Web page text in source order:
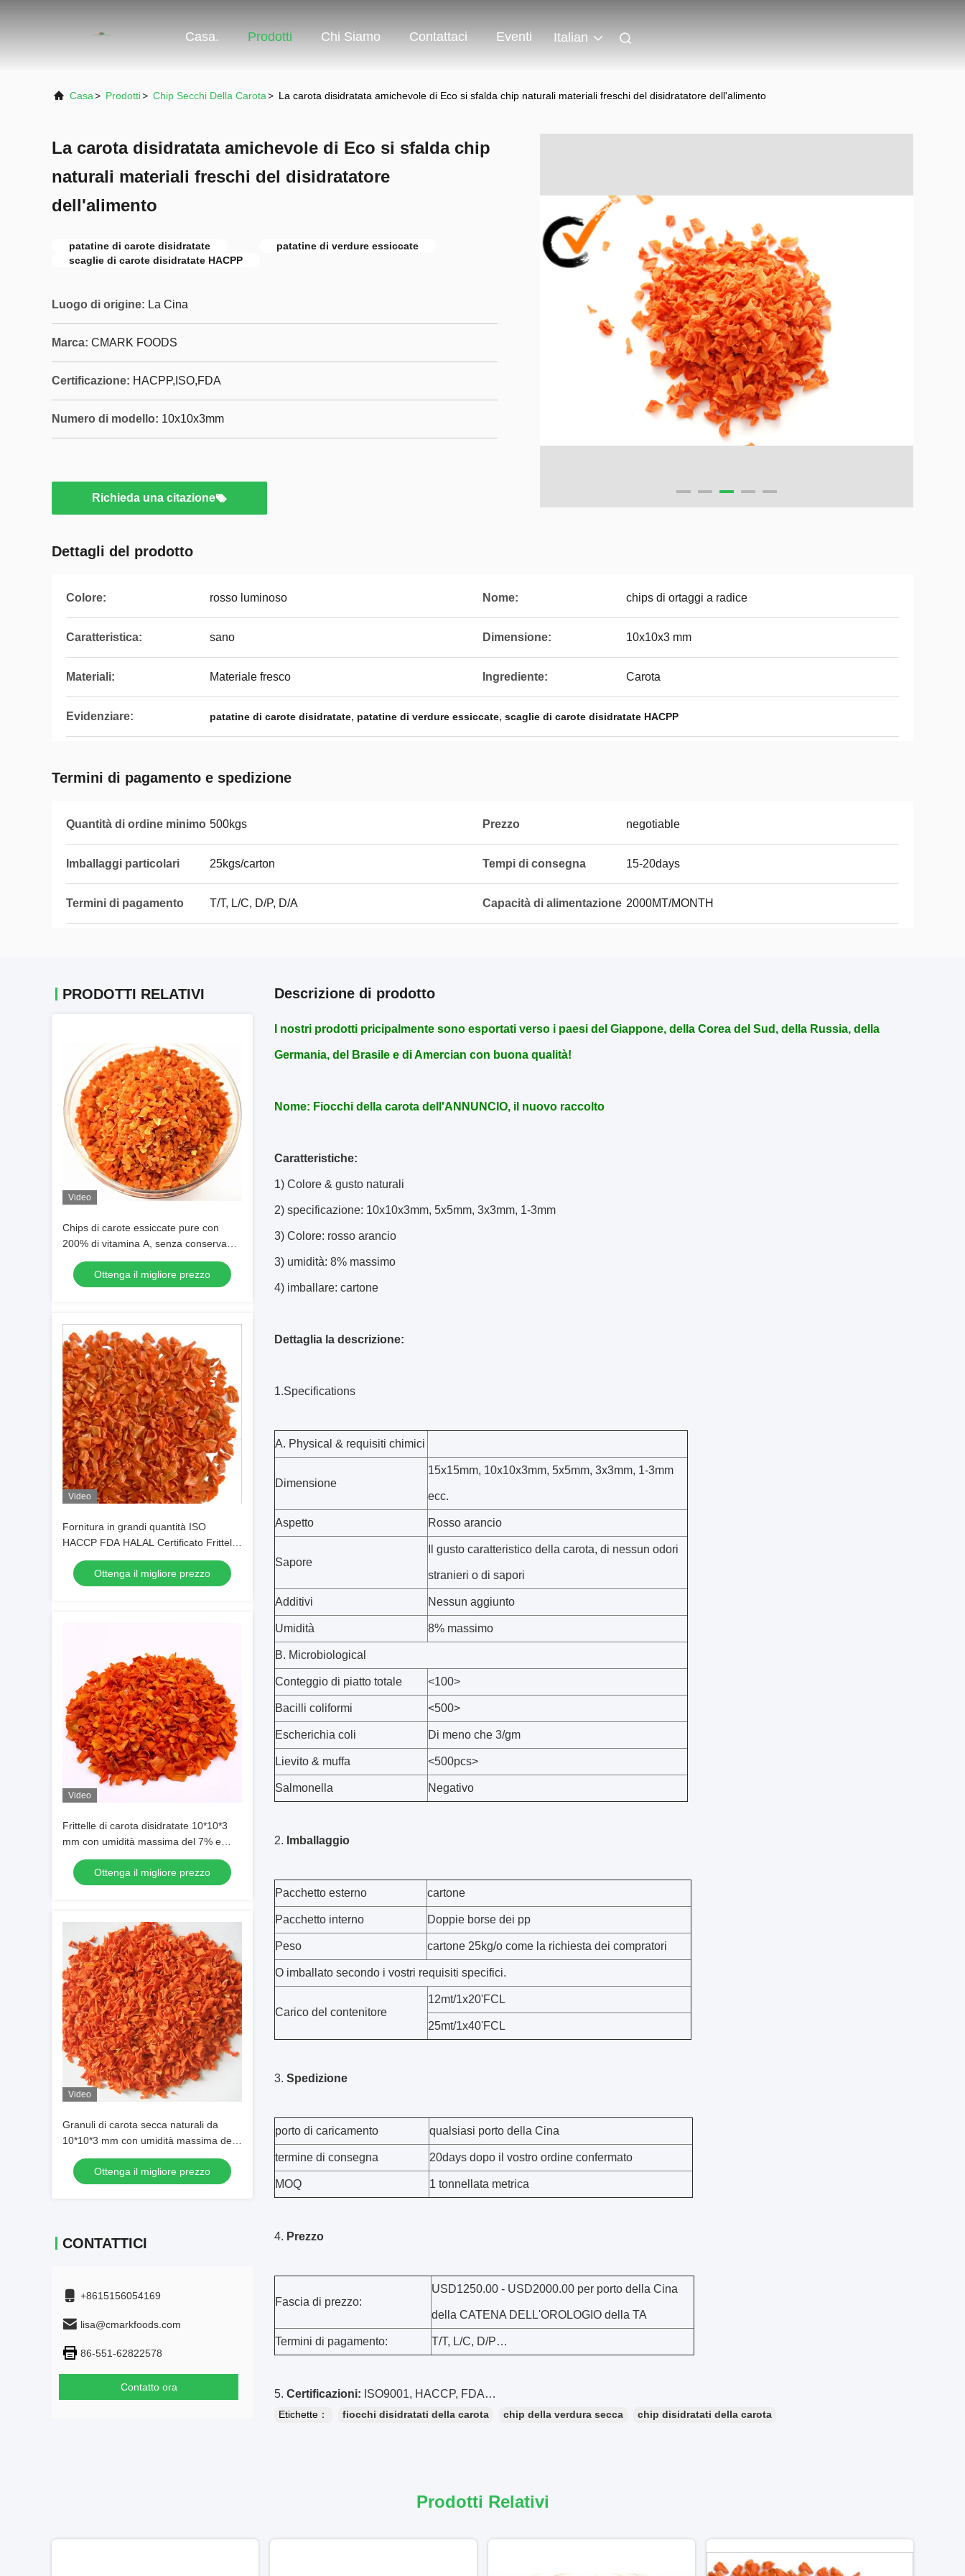
Casa. Prodotti Chi Siamo Contattaci Eventi Italian
Casa> Prodotti> Chip Secchi Della Carota> La carota disidratata amichevole di Eco si sfalda chip naturali materiali freschi del disidratatore dell'alimento
La carota disidratata amichevole di Eco si sfalda chip
naturali materiali freschi del disidratatore
dell'alimento
patatine di carote disidratate
patatine di verdure essiccate
scaglie di carote disidratate HACPP
Luogo di origine: La Cina
Marca: CMARK FOODS
Certificazione: HACPP,ISO,FDA
Numero di modello: 10x10x3mm
Richieda una citazione
Dettagli del prodotto
Colore: rosso luminoso Nome: chips di ortaggi a radice
Caratteristica: sano Dimensione: 10x10x3 mm
Materiali: Materiale fresco Ingrediente: Carota
Evidenziare: patatine di carote disidratate, patatine di verdure essiccate, scaglie di carote disidratate HACPP
Termini di pagamento e spedizione
Quantità di ordine minimo 500kgs Prezzo negotiable
Imballaggi particolari 25kgs/carton Tempi di consegna 15-20days
Termini di pagamento T/T, L/C, D/P, D/A Capacità di alimentazione 2000MT/MONTH
PRODOTTI RELATIVI
Video
Chips di carote essiccate pure con
200% di vitamina A, senza conservanti
e colore arancione brillante - Fiocchi di
carote disidratate
Ottenga il migliore prezzo
Video
Fornitura in grandi quantità ISO
HACCP FDA HALAL Certificato Frittelle
di carota disidratate e granuli di carota
secca con umidità massima del 7% e
basso contenuto di zucchero
Ottenga il migliore prezzo
Video
Frittelle di carota disidratate 10*10*3
mm con umidità massima del 7% e
certificazione HACCP HALAL ISO
Ottenga il migliore prezzo
Video
Granuli di carota secca naturali da
10*10*3 mm con umidità massima del
7% HACCP HALAL ISO9000 FDA
Certificato per alimenti per animali
domestici
Ottenga il migliore prezzo
CONTATTICI
+8615156054169
lisa@cmarkfoods.com
86-551-62822578
Contatto ora
Descrizione di prodotto
I nostri prodotti pricipalmente sono esportati verso i paesi del Giappone, della Corea del Sud, della Russia, della
Germania, del Brasile e di Amercian con buona qualità!
Nome: Fiocchi della carota dell'ANNUNCIO, il nuovo raccolto
Caratteristiche:
1) Colore & gusto naturali
2) specificazione: 10x10x3mm, 5x5mm, 3x3mm, 1-3mm
3) Colore: rosso arancio
3) umidità: 8% massimo
4) imballare: cartone
Dettaglia la descrizione:
1.Specifications
A. Physical & requisiti chimici
Dimensione
15x15mm, 10x10x3mm, 5x5mm, 3x3mm, 1-3mm
ecc.
Aspetto Rosso arancio
Sapore
Il gusto caratteristico della carota, di nessun odori
stranieri o di sapori
Additivi Nessun aggiunto
Umidità 8% massimo
B. Microbiological
Conteggio di piatto totale <100>
Bacilli coliformi <500>
Escherichia coli Di meno che 3/gm
Lievito & muffa <500pcs>
Salmonella Negativo
2. Imballaggio
Pacchetto esterno cartone
Pacchetto interno Doppie borse dei pp
Peso cartone 25kg/o come la richiesta dei compratori
O imballato secondo i vostri requisiti specifici.
Carico del contenitore
12mt/1x20'FCL
25mt/1x40'FCL
3. Spedizione
porto di caricamento qualsiasi porto della Cina
termine di consegna 20days dopo il vostro ordine confermato
MOQ 1 tonnellata metrica
4. Prezzo
Fascia di prezzo:
USD1250.00 - USD2000.00 per porto della Cina
della CATENA DELL'OROLOGIO della TA
Termini di pagamento: T/T, L/C, D/P…
5. Certificazioni: ISO9001, HACCP, FDA…
Etichette： fiocchi disidratati della carota chip della verdura secca chip disidratati della carota
Prodotti Relativi